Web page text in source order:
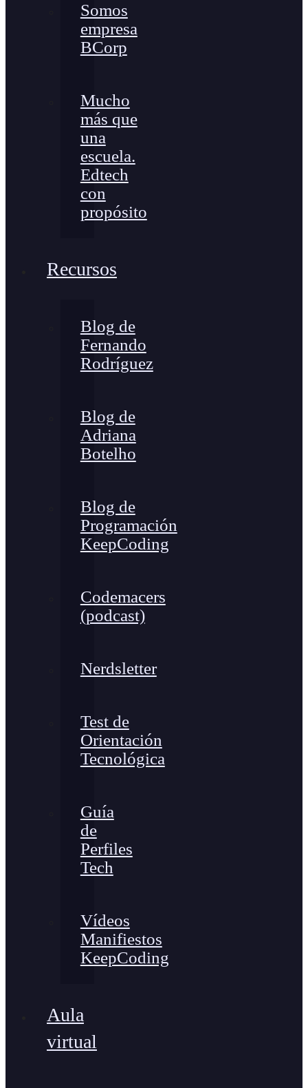
Somos
empresa
BCorp
Mucho
más que
una
escuela.
Edtech
con
propósito
Recursos
Blog de
Fernando
Rodríguez
Blog de
Adriana
Botelho
Blog de
Programación
KeepCoding
Codemacers
(podcast)
Nerdsletter
Test de
Orientación
Tecnológica
Guía
de
Perfiles
Tech
Vídeos
Manifiestos
KeepCoding
Aula
virtual